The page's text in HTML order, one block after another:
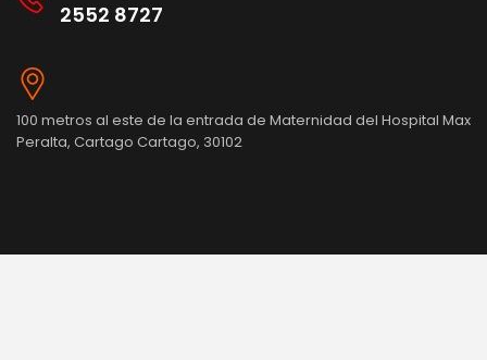
2552 8727
100 metros al este de la entrada de Maternidad del Hospital Max
Peralta, Cartago Cartago, 30102